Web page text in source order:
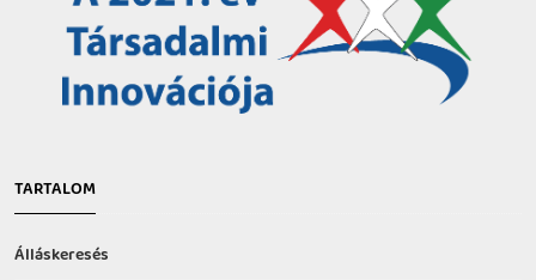
TARTALOM
Álláskeresés